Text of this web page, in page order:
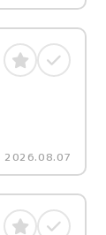
2026.08.07